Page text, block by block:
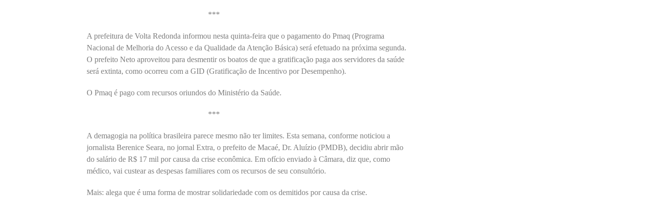
***
A prefeitura de Volta Redonda informou nesta quinta-feira que o pagamento do Pmaq (Programa
Nacional de Melhoria do Acesso e da Qualidade da Atenção Básica) será efetuado na próxima segunda.
O prefeito Neto aproveitou para desmentir os boatos de que a gratificação paga aos servidores da saúde
será extinta, como ocorreu com a GID (Gratificação de Incentivo por Desempenho).
O Pmaq é pago com recursos oriundos do Ministério da Saúde.
***
A demagogia na política brasileira parece mesmo não ter limites. Esta semana, conforme noticiou a
jornalista Berenice Seara, no jornal Extra, o prefeito de Macaé, Dr. Aluízio (PMDB), decidiu abrir mão
do salário de R$ 17 mil por causa da crise econômica. Em ofício enviado à Câmara, diz que, como
médico, vai custear as despesas familiares com os recursos de seu consultório.
Mais: alega que é uma forma de mostrar solidariedade com os demitidos por causa da crise.